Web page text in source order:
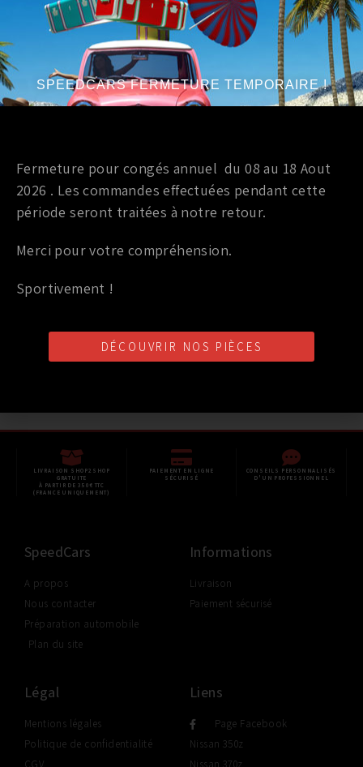
PIVOT DE FOURCHETTE RENFORCÉ NISSAN 350Z 04-06
49,00€ 25,00
Ajouter au panier
Série
Accessoires
Ajouter au panier
LIVRAISON SHOP2SHOP
GRATUITE
À PARTIR DE 350€ TTC
(FRANCE UNIQUEMENT)
PAIEMENT EN LIGNE
SÉCURISÉ
CONSEILS PERSONNALISÉS
D'UN PROFESSIONNEL
SpeedCars
A propos
Nous contacter
Préparation automobile
Plan du site
Informations
Livraison
Paiement sécurisé
Légal
Mentions légales
Politique de confidentialité
Liens
Page Facebook
Nissan 350z
SPEEDCARS FERMETURE TEMPORAIRE !
Fermeture pour congés annuel du 08 au 18 Aout
2026 . Les commandes effectuées pendant cette
période seront traitées à notre retour.
Merci pour votre compréhension.
Sportivement !
DÉCOUVRIR NOS PIÈCES